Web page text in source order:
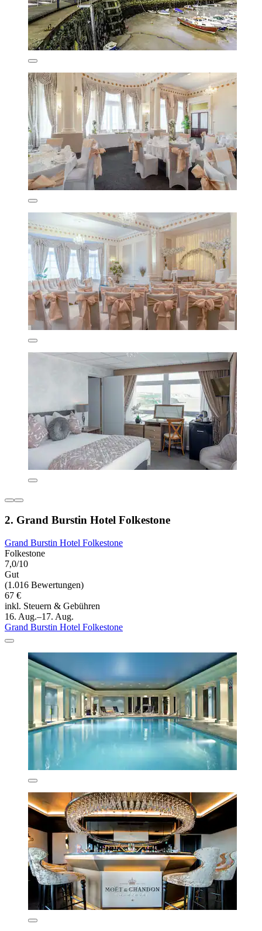
2. Grand Burstin Hotel Folkestone
Grand Burstin Hotel Folkestone
Folkestone
7,0/10
Gut
(1.016 Bewertungen)
67 €
inkl. Steuern & Gebühren
16. Aug.–17. Aug.
Grand Burstin Hotel Folkestone